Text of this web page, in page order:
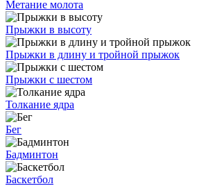
Метание молота
Прыжки в высоту
Прыжки в длину и тройной прыжок
Прыжки с шестом
Толкание ядра
Бег
Бадминтон
Баскетбол